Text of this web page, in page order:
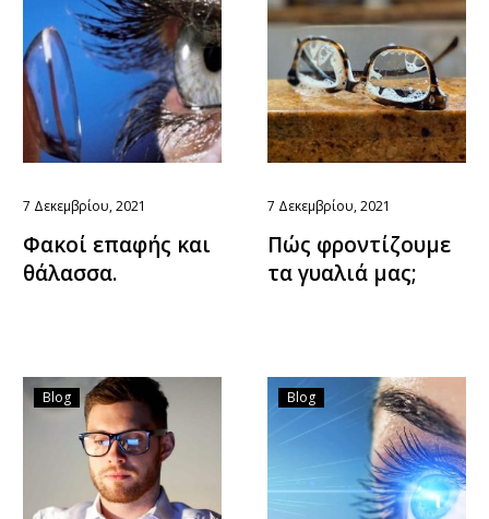
7 Δεκεμβρίου, 2021
Φακοί επαφής και
θάλασσα.
7 Δεκεμβρίου, 2021
Πώς φροντίζουμε
τα γυαλιά μας;
Blog Blog